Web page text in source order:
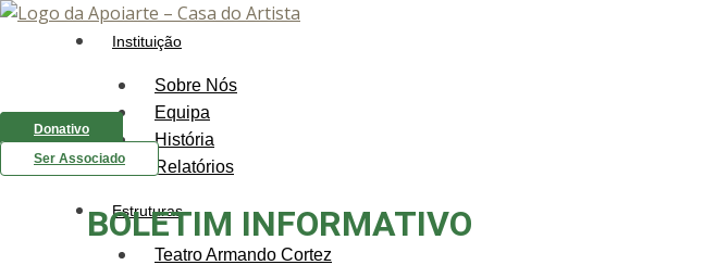
Instituição
Sobre Nós
Equipa
História
Relatórios
Estruturas
Teatro Armando Cortez
Donativo
Ser Associado
BOLETIM INFORMATIVO